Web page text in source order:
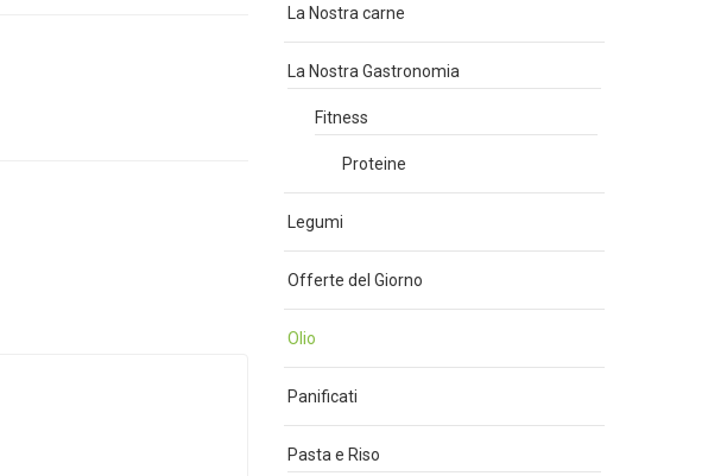
La Nostra carne
La Nostra Gastronomia
Fitness
Proteine
Legumi
Offerte del Giorno
Olio
Panificati
Pasta e Riso